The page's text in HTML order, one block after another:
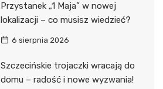
Przystanek „1 Maja” w nowej
lokalizacji – co musisz wiedzieć?
6 sierpnia 2026
Szczecińskie trojaczki wracają do
domu – radość i nowe wyzwania!